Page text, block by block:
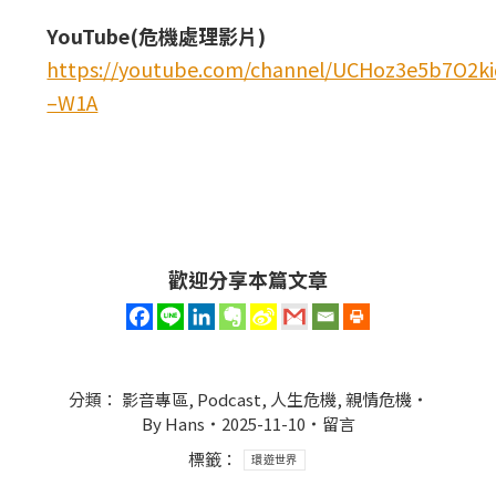
YouTube(危機處理影片)
https://youtube.com/channel/
–W1A
歡迎分享本篇文章
分類： 影音專區, Podcast, 人生危機,親情危機
ByHans 2025-11-10
留言
標籤：
環遊世界